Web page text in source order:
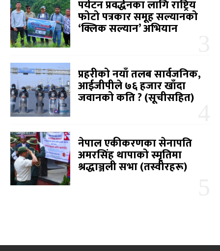
पर्यटन प्रवर्द्धनका लागि राष्ट्रिय
फोटो पत्रकार समूह सल्यानको
‘क्लिक सल्यान’ अभियान
प्रहरीको नयाँ तलब सार्वजनिक,
आईजीपीले ७६ हजार खाँदा
जवानको कति ? (सूचीसहित)
नेपाल एकीकरणका सेनापति
अमरसिंह थापाको स्मृतिमा
श्रद्धाञ्जली सभा (तस्वीरहरू)